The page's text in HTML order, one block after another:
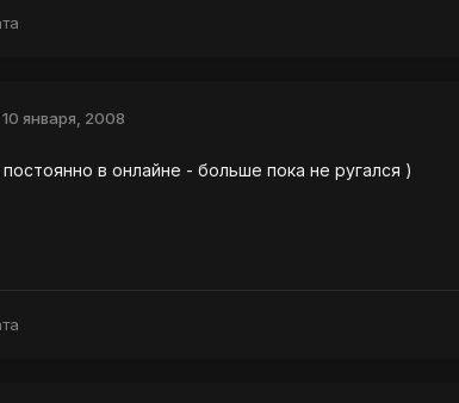
10 января, 2008
в онлайне - больше пока не ругался )